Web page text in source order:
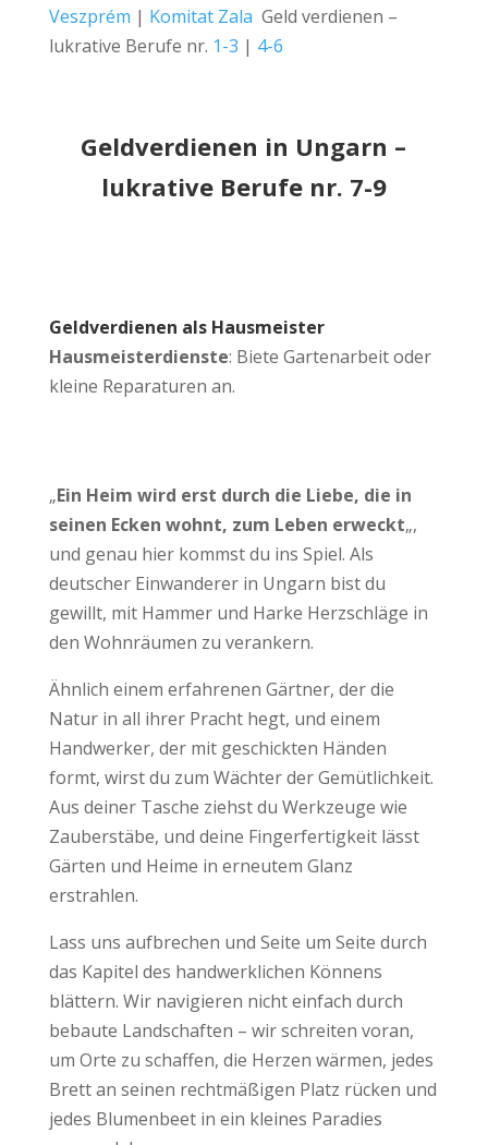
Veszprém | Komitat Zala Geld verdienen –
lukrative Berufe nr. 1-3 | 4-6
Geldverdienen in Ungarn –
lukrative Berufe nr. 7-9
Geldverdienen als Hausmeister
Hausmeisterdienste: Biete Gartenarbeit oder
kleine Reparaturen an.
„Ein Heim wird erst durch die Liebe, die in
seinen Ecken wohnt, zum Leben erweckt„,
und genau hier kommst du ins Spiel. Als
deutscher Einwanderer in Ungarn bist du
gewillt, mit Hammer und Harke Herzschläge in
den Wohnräumen zu verankern.
Ähnlich einem erfahrenen Gärtner, der die
Natur in all ihrer Pracht hegt, und einem
Handwerker, der mit geschickten Händen
formt, wirst du zum Wächter der Gemütlichkeit.
Aus deiner Tasche ziehst du Werkzeuge wie
Zauberstäbe, und deine Fingerfertigkeit lässt
Gärten und Heime in erneutem Glanz
erstrahlen.
Lass uns aufbrechen und Seite um Seite durch
das Kapitel des handwerklichen Könnens
blättern. Wir navigieren nicht einfach durch
bebaute Landschaften – wir schreiten voran,
um Orte zu schaffen, die Herzen wärmen, jedes
Brett an seinen rechtmäßigen Platz rücken und
jedes Blumenbeet in ein kleines Paradies